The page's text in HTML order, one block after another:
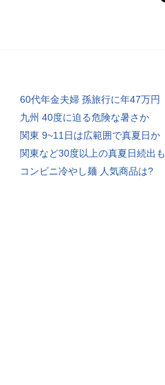
60代年金夫婦 孫旅行に年47万円
九州 40度に迫る危険な暑さか
関東 9~11日は広範囲で真夏日か
関東など30度以上の真夏日続出も
コンビニ冷やし麺 人気商品は?